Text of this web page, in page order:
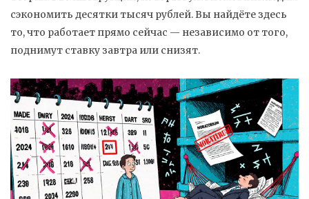
сэкономить десятки тысяч рублей. Вы найдёте здесь
то, что работает прямо сейчас — независимо от того,
поднимут ставку завтра или снизят.